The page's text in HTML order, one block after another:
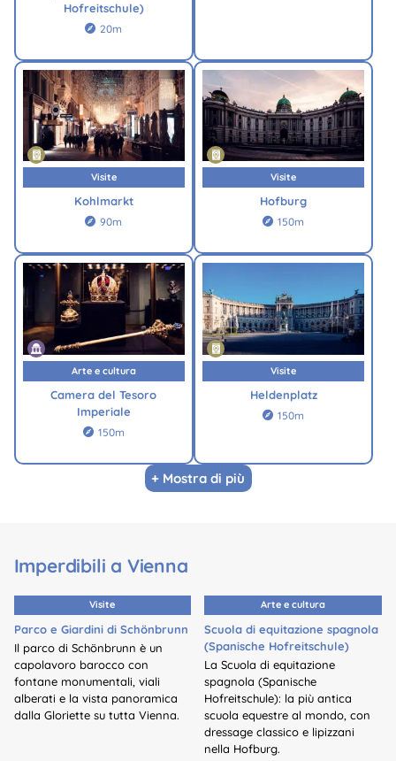
Hofreitschule)
 20m
Visite
Kohlmarkt
 90m
Visite
Hofburg
 150m
Arte e cultura
Camera del Tesoro
Imperiale
 150m
Visite
Heldenplatz
 150m
+ Mostra di più
Imperdibili a Vienna
Visite
Parco e Giardini di Schönbrunn
Il parco di Schönbrunn è un
capolavoro barocco con
fontane monumentali, viali
alberati e la vista panoramica
dalla Gloriette su tutta Vienna.
Arte e cultura
Scuola di equitazione spagnola
(Spanische Hofreitschule)
La Scuola di equitazione
spagnola (Spanische
Hofreitschule): la più antica
scuola equestre al mondo, con
dressage classico e lipizzani
nella Hofburg.